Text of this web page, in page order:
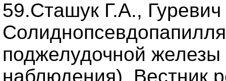
59.Сташук Г.А.,
поджелудочной железы
наблюдения). Вестник